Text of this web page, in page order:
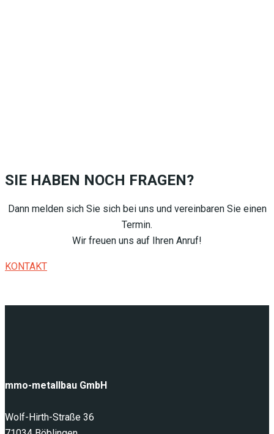
SIE HABEN NOCH FRAGEN?
Dann melden sich Sie sich bei uns und vereinbaren Sie einen
Termin.
Wir freuen uns auf Ihren Anruf!
KONTAKT
mmo-metallbau GmbH
Wolf-Hirth-Straße 36